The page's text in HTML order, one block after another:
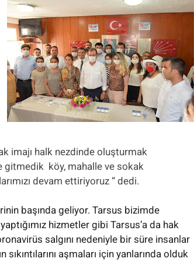
imajı halk nezdinde oluşturmak
gitmedik köy, mahalle ve sokak
devam ettiriyoruz “ dedi.
başında geliyor. Tarsus bizimde
hizmetler gibi Tarsus’a da hak
salgını nedeniyle bir süre insanlar
sıkıntılarını aşmaları için yanlarında olduk